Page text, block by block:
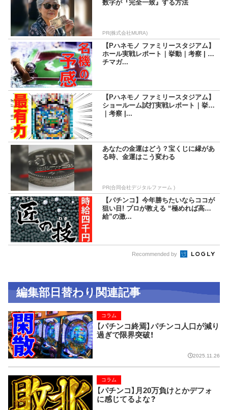
数字が『完全一致』する方法
PR(株式会社MURA)
【Pハネモノ ファミリースタジアム】
ホール実戦レポート｜挙動｜考察 | パ
チマガ...
【Pハネモノ ファミリースタジアム】
ショールーム試打実戦レポート｜挙動
｜考察 |...
あなたの金運はどう？宝くじに縁があ
る時、金運はこう変わる
PR(合同会社デジタルファーム )
【パチンコ】今年勝ちたいならココが
狙い目! プロが教える “極めれば高時
給”の激...
Recommended by
編集部日替わり関連記事
【パチンコ終焉】パチンコ人口が減り
過ぎで限界突破！
コラム
2025.11.26
【パチンコ】月20万負けとかデフォ
に感じてるよな？
コラム